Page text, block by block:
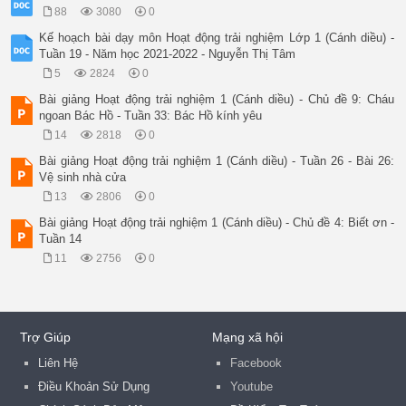
HS chú ý nghe cô nói, bổ sung hoặc đề xuất ý kiến, nêu thắc
Các tổ thực hiện theo kế hoạch GVCN Lớp đề ra .
Ngày tháng năm 2021
TTTCM GIÁO VIÊN
88 3080 0
Kế hoạch bài dạy môn Hoạt động trải nghiệm Lớp 1 (Cánh diều) -
Tuần 19 - Năm học 2021-2022 - Nguyễn Thị Tâm
5 2824 0
Bài giảng Hoạt động trải nghiệm 1 (Cánh diều) - Chủ đề 9: Cháu
ngoan Bác Hồ - Tuần 33: Bác Hồ kính yêu
14 2818 0
Bài giảng Hoạt động trải nghiệm 1 (Cánh diều) - Tuần 26 - Bài 26:
Vệ sinh nhà cửa
13 2806 0
Bài giảng Hoạt động trải nghiệm 1 (Cánh diều) - Chủ đề 4: Biết ơn -
Tuần 14
11 2756 0
Trợ Giúp
Liên Hệ
Điều Khoản Sử Dụng
Mạng xã hội
Facebook
Youtube